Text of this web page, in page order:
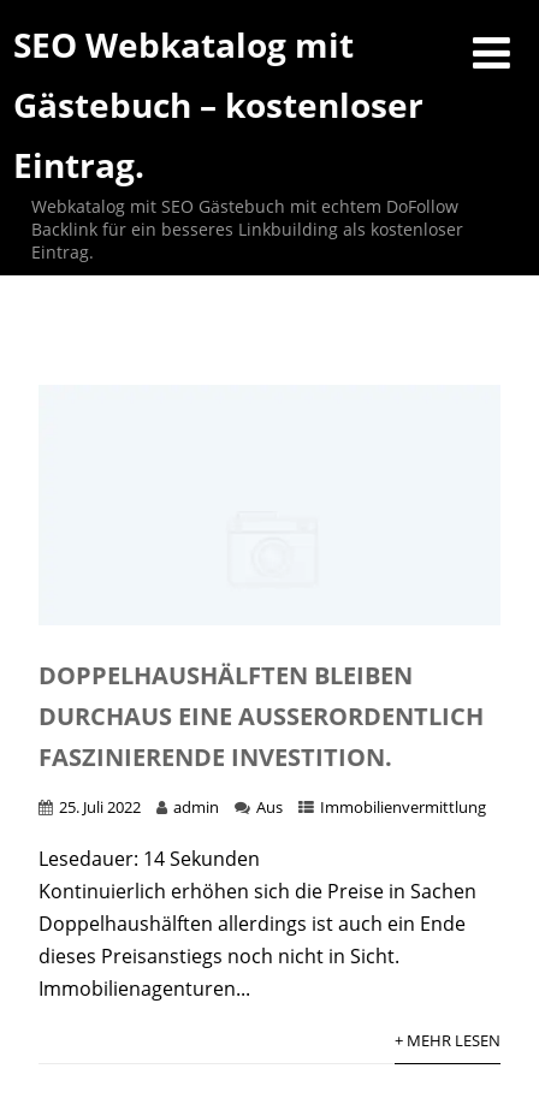
SEO Webkatalog mit
Gästebuch – kostenloser
Eintrag.
Webkatalog mit SEO Gästebuch mit echtem DoFollow
Backlink für ein besseres Linkbuilding als kostenloser
Eintrag.
DOPPELHAUSHÄLFTEN BLEIBEN
DURCHAUS EINE AUSSERORDENTLICH F
ASZINIERENDE INVESTITION.
25. Juli 2022 admin Aus Immobilienvermittlung
Lesedauer: 14 Sekunden
Kontinuierlich erhöhen sich die Preise in Sachen
Doppelhaushälften allerdings ist auch ein Ende
dieses Preisanstiegs noch nicht in Sicht.
Immobilienagenturen...
+ MEHR LESEN